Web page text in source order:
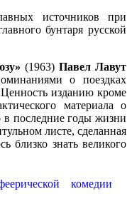
источников при
бунтаря русской
(1963) Павел Лавут
о поездках
изданию кроме
материала о
в последние годы жизни
листе, сделанная
близко знать великого